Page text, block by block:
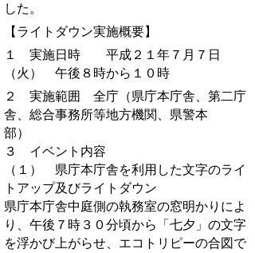
した。
【ライトダウン実施概要】
１ 実施日時 平成２１年７月７日
（火） 午後８時から１０時
２ 実施範囲 全庁（県庁本庁舎、第二庁
舎、総合事務所等地方機関、県警本
部）
３ イベント内容
（１） 県庁本庁舎を利用した文字のライ
トアップ及びライトダウン
県庁本庁舎中庭側の執務室の窓明かりによ
り、午後７時３０分頃から「七夕」の文字
を浮かび上がらせ、エコトリピーの合図で